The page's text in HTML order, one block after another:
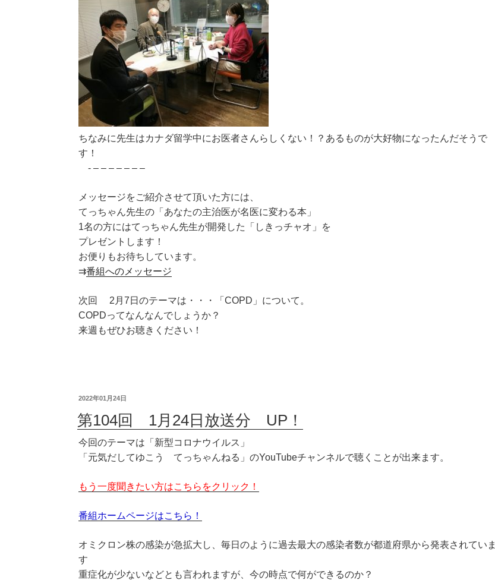
ちなみに先生はカナダ留学中にお医者さんらしくない！？あるものが大好物になったんだそうで
す！
- – – – – – – –
メッセージをご紹介させて頂いた方には、
てっちゃん先生の「あなたの主治医が名医に変わる本」
1名の方にはてっちゃん先生が開発した「しきっチャオ」を
プレゼントします！
お便りもお待ちしています。
⇉番組へのメッセージ
次回 2月7日のテーマは・・・「COPD」について。
COPDってなんなんでしょうか？
来週もぜひお聴きください！
2022年01月24日
第104回 1月24日放送分 UP！
今回のテーマは「新型コロナウイルス」
「元気だしてゆこう てっちゃんねる」のYouTubeチャンネルで聴くことが出来ます。
もう一度聞きたい方はこちらをクリック！
番組ホームページはこちら！
オミクロン株の感染が急拡大し、毎日のように過去最大の感染者数が都道府県から発表されていま
す
重症化が少ないなどとも言われますが、今の時点で何ができるのか？